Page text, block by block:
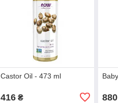
Castor Oil - 473 ml
416₴ 880